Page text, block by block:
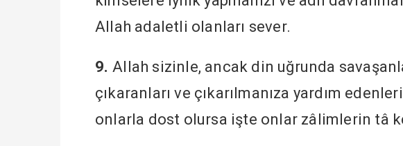
Allah adaletli olanları sever.
9.Allah sizinle, ancak din uğrunda
çıkaranları ve çıkarılmanıza yardım
onlarla dost olursa işte onlar zâlimlerin tâ